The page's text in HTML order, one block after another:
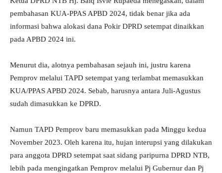
pembahasan KUA-PPAS APBD 2024, tidak benar jika ada
informasi bahwa alokasi dana Pokir DPRD setempat dinaikkan
pada APBD 2024 ini.
Menurut dia, alotnya pembahasan sejauh ini, justru karena
Pemprov melalui TAPD setempat yang terlambat memasukkan
KUA/PPAS APBD 2024. Sebab, harusnya antara Juli-Agustus
sudah dimasukkan ke DPRD.
Namun TAPD Pemprov baru memasukkan pada Minggu kedua
November 2023. Oleh karena itu, hujan interupsi yang dilakukan
para anggota DPRD setempat saat sidang paripurna DPRD NTB,
lebih pada mengingatkan Pemprov melalui Pj Gubernur dan Pj